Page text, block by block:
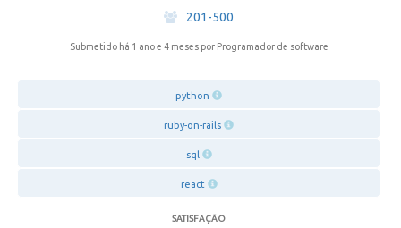
·
201-500
Submetido há 1 ano e 4 meses por Programador de software
python
ruby-on-rails
sql
react
SATISFAÇÃO